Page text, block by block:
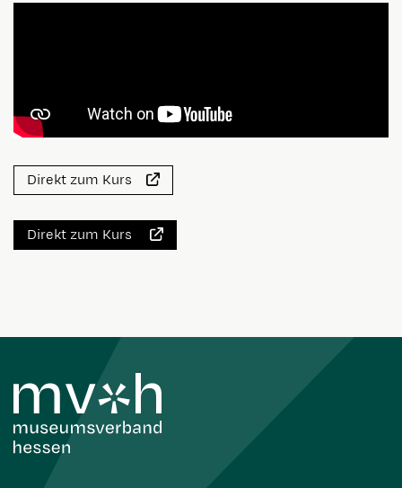
Direkt zum Kurs
Direkt zum Kurs